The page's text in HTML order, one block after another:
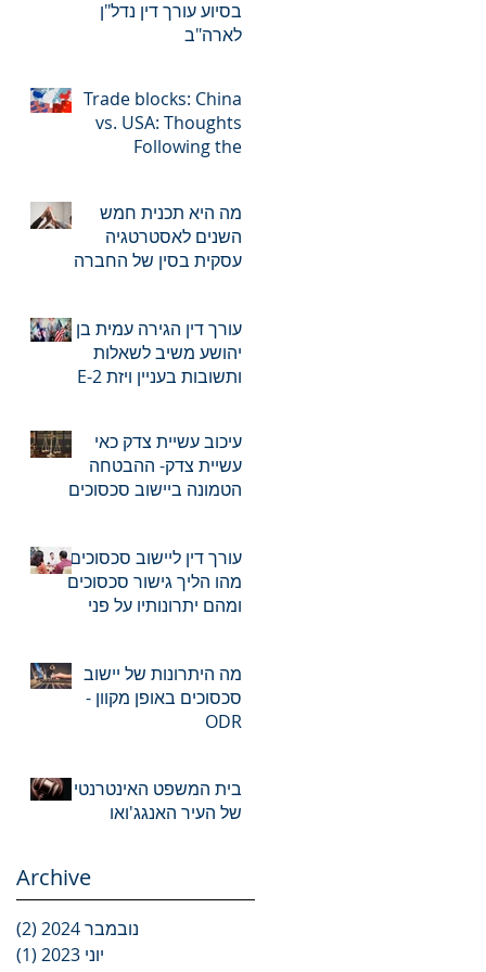
בסיוע עורך דין נדל"ן
לארה"ב
Trade blocks: China
vs. USA: Thoughts
Following the
מה היא תכנית חמש
השנים לאסטרטגיה
עסקית בסין של החברה
עורך דין הגירה עמית בן
יהושע משיב לשאלות
ותשובות בעניין ויזת E-2
עיכוב עשיית צדק כאי
עשיית צדק- ההבטחה
הטמונה ביישוב סכסוכים
עורך דין ליישוב סכסוכים-
מהו הליך גישור סכסוכים
ומהם יתרונותיו על פני
מה היתרונות של יישוב
סכסוכים באופן מקוון -
ODR
בית המשפט האינטרנטי
של העיר האנגג'ואו
Archive
נובמבר 2024 (2)
יוני 2023
(1)